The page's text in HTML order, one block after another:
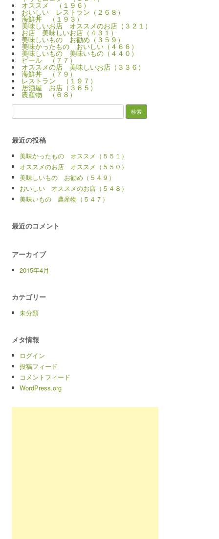
オススメ （１９６）
おいしい レストラン（２６８）
海鮮丼 （１９３）
美味しいお店 オススメのお店（３２１）
お店 美味しいお店（４３１）
美味しいもの お勧め（３５９）
美味かったもの おいしい（４６６）
美味しいもの 美味いもの（４４０）
ビール （７７）
オススメの店 美味しいお店（３３６）
海鮮丼 （７９）
レストラン （１９７）
居酒屋 お店（３６５）
農産物 （６８）
索:
最近の投稿
美味かったもの オススメ（５５１）
オススメのお店 オススメ（５５０）
美味しいもの お勧め（５４９）
おいしい オススメのお店（５４８）
美味いもの 農産物（５４７）
最近のコメント
アーカイブ
2015年4月
カテゴリー
未分類
メタ情報
ログイン
投稿フィード
コメントフィード
WordPress.org